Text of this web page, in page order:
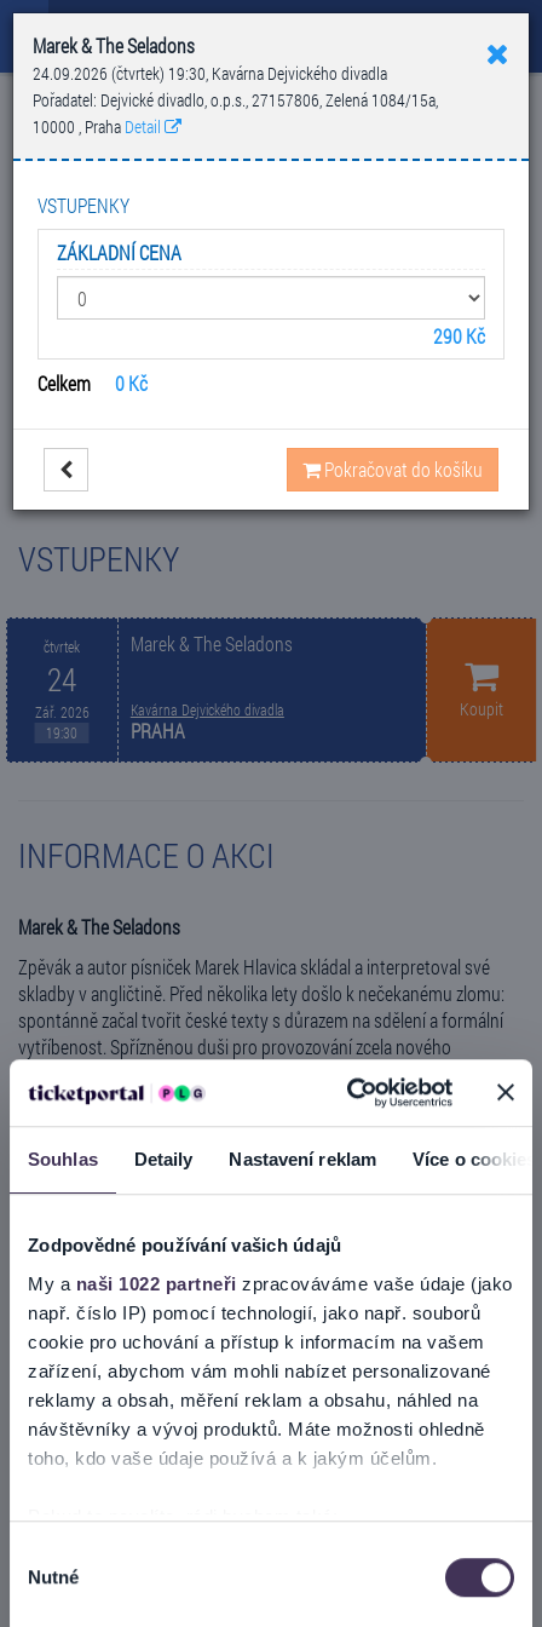
Souhlas Detaily Nastavení reklam Více o cookies
Zodpovědné používání vašich údajů
My a naši 1022 partneři zpracováváme vaše údaje (jako
např. číslo IP) pomocí technologií, jako např. souborů
cookie pro uchování a přístup k informacím na vašem
zařízení, abychom vám mohli nabízet personalizované
reklamy a obsah, měření reklam a obsahu, náhled na
návštěvníky a vývoj produktů. Máte možnosti ohledně
toho, kdo vaše údaje používá a k jakým účelům.
Pokud to povolíte, rádi bychom také:
které mohou být přesné na několik metrů
souhlasu
Nutné
Menu
Marek & The Seladons
24.09.2026 (čtvrtek) 19:30, Kavárna Dejvického divadla
Pořadatel: Dejvické divadlo, o.p.s., 27157806, Zelená 1084/15a,
10000 , Praha Detail
VSTUPENKY
ZÁKLADNÍ CENA
290 Kč
Celkem
0 Kč
Pokračovat do košíku
KONCERTY
DEJVICKÉ DIVADLO
SELADONS
Datum:
Místo: Kavárna Dejvického divadla
Zelená 1084/15 , Praha 6-
Dejvice
VSTUPENKY
čtvrtek
24
Zář. 2026
19:30
Marek & The Seladons
Kavárna Dejvického divadla
PRAHA
Koupit
INFORMACE O AKCI
Marek & The Seladons
Zpěvák a autor písniček Marek Hlavica skládal a interpretoval své
skladby v angličtině. Před několika lety došlo k nečekanému zlomu:
spontánně začal tvořit české texty s důrazem na sdělení a formální
vytříbenost. Spřízněnou duši pro provozování zcela nového
hudebního projektu našel Marek v multiinstrumentalistovi Jakubu
Doležalovi. Skupinu doplnili ještě kytarista a baskytaristka. Záměrně v
ní chybí bicí nástroje. Ztišený projev podporuje koncentraci a
srozumitelnost textů. Právě ty a komunikace s publikem jsou
jazzu, blues, country, folku i reaggae. Možná takto vypadá soudobý
šanson.
První album Seladonů vyjde u vydavatelství Indies v únoru 2026.
Číst více
Ticketportal je zárukou pravosti vstupenek
Na stránkách společnosti Ticketportal si vždy zakoupíte
originální vstupenky.
Smlouvu o účasti